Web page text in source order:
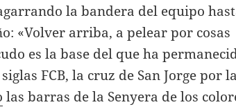
la bandera del equipo
«Volver arriba, a pelear por cosas
es la base del que ha
FCB, la cruz de San Jorge por
las barras de la Senyera de los